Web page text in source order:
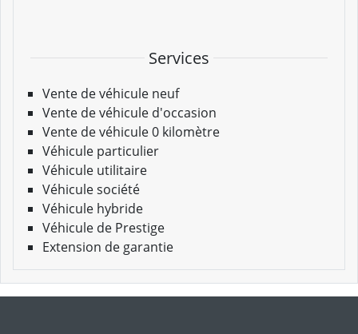
Services
Vente de véhicule neuf
Vente de véhicule d'occasion
Vente de véhicule 0 kilomètre
Véhicule particulier
Véhicule utilitaire
Véhicule société
Véhicule hybride
Véhicule de Prestige
Extension de garantie